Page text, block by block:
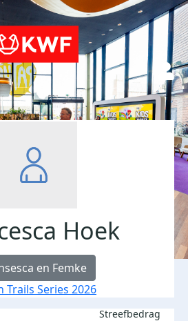
Hoek
en Femke
Trails Series 2026
Streefbedrag